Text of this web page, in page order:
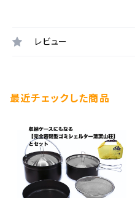
レビュー
最近チェックした商品